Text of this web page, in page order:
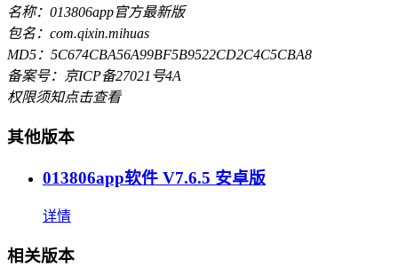
名称：013806app官方最新版
包名：com.qixin.mihuas
MD5：5C674CBA56A99BF5B9522CD2C4C5CBA8
备案号：京ICP备27021号4A
权限须知点击查看
其他版本
013806app软件 V7.6.5 安卓版
详情
相关版本